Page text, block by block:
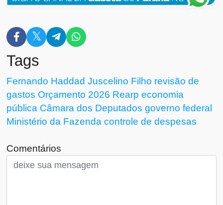
Tags
Fernando Haddad Juscelino Filho revisão de
gastos Orçamento 2026 Rearp economia
pública Câmara dos Deputados governo federal
Ministério da Fazenda controle de despesas
Comentários